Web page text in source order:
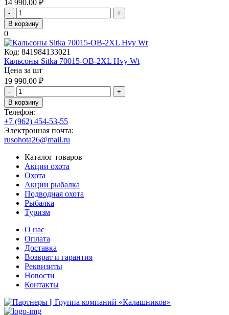
14 990.00 ₽
-
+
В корзину
0
Код: 841984133021
Кальсоны Sitka 70015-OB-2XL Hvy Wt
Цена за шт
19 990.00 ₽
-
+
В корзину
Телефон:
+7 (962) 454-53-55
Электронная почта:
rusohota26@mail.ru
Каталог товаров
Акции охота
Охота
Акции рыбалка
Подводная охота
Рыбалка
Туризм
О нас
Оплата
Доставка
Возврат и гарантия
Реквизиты
Новости
Контакты